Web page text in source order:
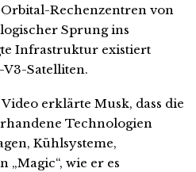
Rechenzentren von
Sprung ins
Infrastruktur existiert
Satelliten.
erklärte Musk, dass die
Technologien
Kühlsysteme,
„Magic“, wie er es